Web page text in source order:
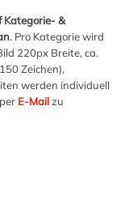
Kategorie- &
. Pro Kategorie wird
220px Breite, ca.
Zeichen),
werden individuell
E-Mailzu